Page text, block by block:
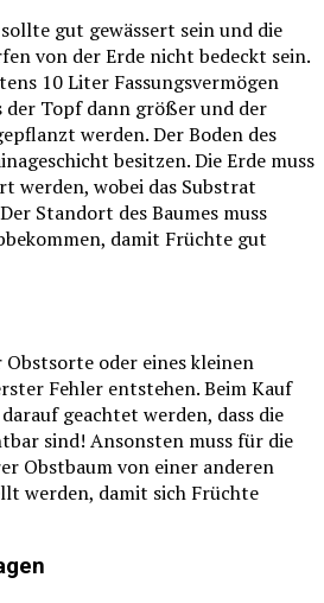
gut gewässert sein und die
von der Erde nicht bedeckt sein.
10 Liter Fassungsvermögen
der Topf dann größer und der
werden. Der Boden des
besitzen. Die Erde muss
werden, wobei das Substrat
Standort des Baumes muss
damit Früchte gut
oder eines kleinen
Fehler entstehen. Beim Kauf
geachtet werden, dass die
sind! Ansonsten muss für die
Obstbaum von einer anderen
werden, damit sich Früchte